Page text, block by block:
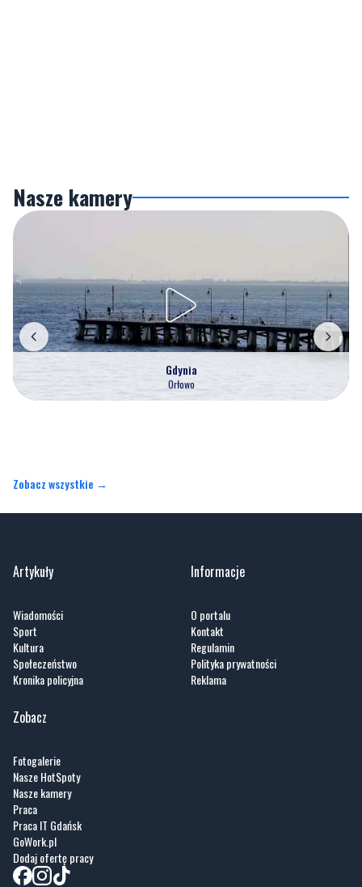
Nasze kamery
Gdynia
Orłowo
Zobacz wszystkie →
Artykuły
Wiadomości
Sport
Kultura
Społeczeństwo
Kronika policyjna
Informacje
O portalu
Kontakt
Regulamin
Polityka prywatności
Reklama
Zobacz
Fotogalerie
Nasze HotSpoty
Nasze kamery
Praca
Praca IT Gdańsk
GoWork.pl
Dodaj ofertę pracy